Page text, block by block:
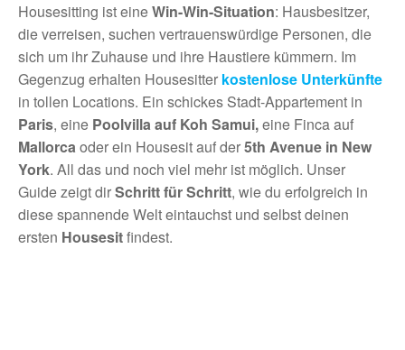
Housesitting ist eineWin-Win-Situation: Hausbesitzer,
die verreisen, suchen vertrauenswürdige Personen, die
sich um ihr Zuhause und ihre Haustiere kümmern. Im
Gegenzug erhalten Housesitter kostenlose Unterkünfte
in tollen Locations. Ein schickes Stadt-Appartement in
Paris, eine Poolvilla auf Koh Samui,eine Finca auf
Mallorcaoder ein Housesit auf der5th Avenue in New
York. All das und noch viel mehr ist möglich. Unser
Guide zeigt dirSchritt für Schritt, wie du erfolgreich in
diese spannende Welt eintauchst und selbst deinen
ersten Housesitfindest.